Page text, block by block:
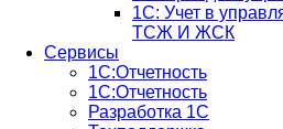
1C: Учет в
ТСЖ И ЖСК
Сервисы
1С:Отчетность
1С:Отчетность
Разработка 1С